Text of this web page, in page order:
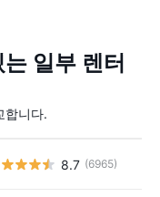
일부 렌터
합니다.
8.7 (6965)